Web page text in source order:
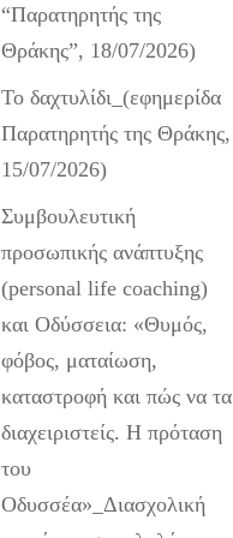
“Παρατηρητής της
Θράκης”, 18/07/2026)
Το δαχτυλίδι_(εφημερίδα
Παρατηρητής της Θράκης,
15/07/2026)
Συμβουλευτική
προσωπικής ανάπτυξης
(personal life coaching)
και Οδύσσεια: «Θυμός,
φόβος, ματαίωση,
καταστροφή και πώς να τα
διαχειριστείς. Η πρόταση
του
Οδυσσέα»_Διασχολική